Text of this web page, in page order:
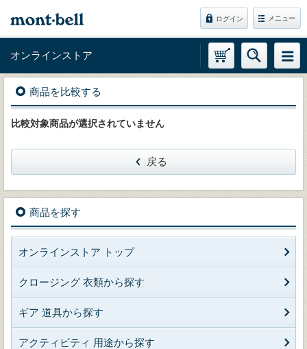
ログイン メニュー
オンラインストア
商品を比較する
比較対象商品が選択されていません
戻る
商品を探す
オンラインストア トップ
クロージング 衣類から探す
ギア 道具から探す
アクティビティ 用途から探す